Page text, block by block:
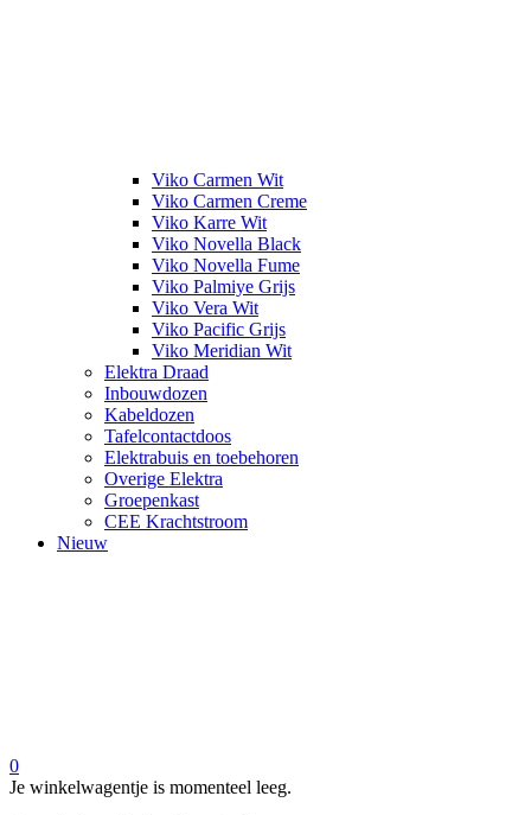
Viko Carmen Wit
Viko Carmen Creme
Viko Karre Wit
Viko Novella Black
Viko Novella Fume
Viko Palmiye Grijs
Viko Vera Wit
Viko Pacific Grijs
Viko Meridian Wit
Elektra Draad
Inbouwdozen
Kabeldozen
Tafelcontactdoos
Elektrabuis en toebehoren
Overige Elektra
Groepenkast
CEE Krachtstroom
Nieuw
0
Je winkelwagentje is momenteel leeg.